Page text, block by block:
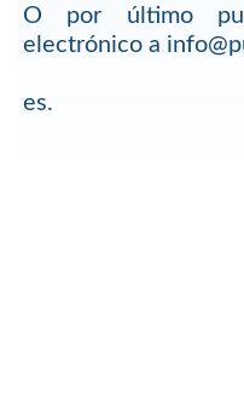
O por último
electrónico a
es.